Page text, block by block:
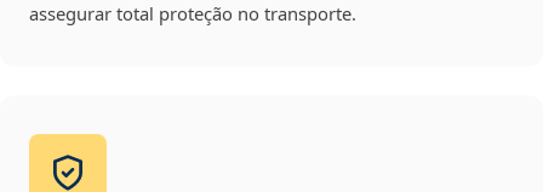
assegurar total proteção no transporte.